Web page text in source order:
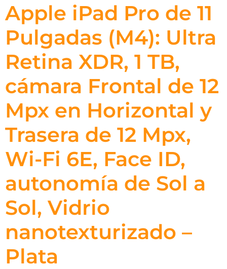
Apple iPad Pro de 11
Pulgadas (M4): Ultra
Retina XDR, 1 TB,
cámara Frontal de 12
Mpx en Horizontal y
Trasera de 12 Mpx,
Wi-Fi 6E, Face ID,
autonomía de Sol a
Sol, Vidrio
nanotexturizado –
Plata